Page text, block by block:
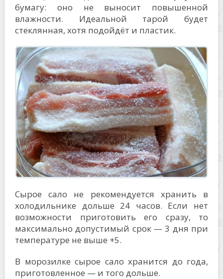
бумагу: оно не выносит повышенной
влажности. Идеальной тарой будет
стеклянная, хотя подойдёт и пластик.
Сырое сало не рекомендуется хранить в
холодильнике дольше 24 часов. Если нет
возможности приготовить его сразу, то
максимально допустимый срок — 3 дня при
температуре не выше +5.
В морозилке сырое сало хранится до года,
приготовленное — и того дольше.